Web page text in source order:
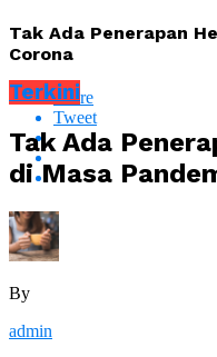
Tak Ada Penerapan
Corona
Share
Tweet
Terkini
Tak Ada
di Masa
By
admin